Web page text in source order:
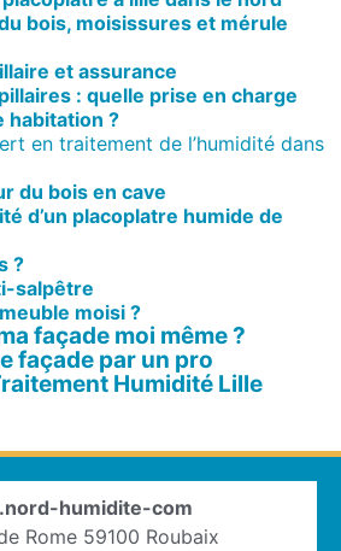
bois, moisissures et mérule
et assurance
: quelle prise en charge
habitation ?
en traitement de l’humidité dans
du bois en cave
d’un placoplatre humide de
?
salpêtre
moisi ?
façade moi même ?
façade par un pro
Humidité Lille
humidite-com
Rome 59100 Roubaix